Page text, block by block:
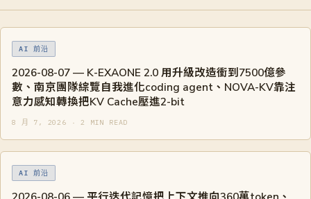
AI 前沿
2026-08-07 — K-EXAONE 2.0 用升級改造衝到7500億參
數、南京團隊綜覽自我進化coding agent、NOVA-KV靠注
意力感知轉換把KV Cache壓進2-bit
8 月 7, 2026 · 2 MIN READ
AI 前沿